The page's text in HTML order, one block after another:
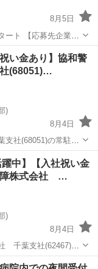
8月5日
企業
備員・警備関連
る ・仕事内容欄の
い金あり】協和警
(68051)…
)
8月4日
支社(68051)の常駐施
警備員・警備関連
躍中】【入社祝い金
障株式会社 …
)
8月4日
千葉支社(62467)の